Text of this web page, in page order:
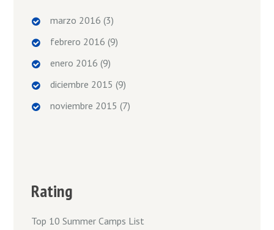
marzo 2016 (3)
febrero 2016 (9)
enero 2016 (9)
diciembre 2015 (9)
noviembre 2015 (7)
Rating
Top 10 Summer Camps List